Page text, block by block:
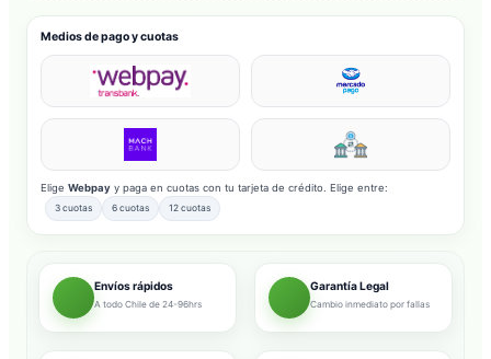
Medios de pago y cuotas
Elige Webpay y paga en cuotas con tu tarjeta de crédito. Elige entre:
3 cuotas 6 cuotas 12 cuotas
Envíos rápidos
A todo Chile de 24-96hrs
Garantía Legal
Cambio inmediato por fallas